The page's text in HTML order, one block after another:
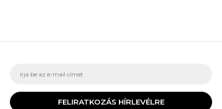
FELIRATKOZÁS HÍRLEVÉLRE